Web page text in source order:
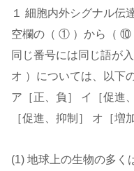
１ 細胞内外シグナル伝
空欄の（ ① ）から（ ⑩
同じ番号には同じ語が
オ ）については、以下
ア［正、負］ イ［促進
［促進、抑制］ オ［増
(1) 地球上の生物の多く